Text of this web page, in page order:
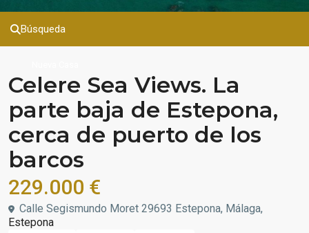
Búsqueda
Celere Sea Views. La
parte baja de Estepona,
cerca de puerto de los
barcos
229.000 €
Calle Segismundo Moret 29693 Estepona, Málaga,
Estepona